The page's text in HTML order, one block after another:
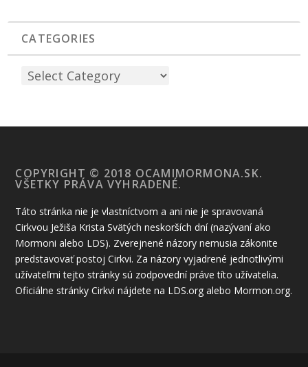
CATEGORIES
COPYRIGHT © 2018 OCAMIMORMONA.SK.
VŠETKY PRÁVA VYHRADENÉ.
Táto stránka nie je vlastníctvom a ani nie je spravovaná
Cirkvou Ježiša Krista Svätých neskorších dní (nazývaní ako
Mormoni alebo LDS). Zverejnené názory nemusia zákonite
predstavovať postoj Cirkvi. Za názory vyjadrené jednotlivými
užívateľmi tejto stránky sú zodpovední práve títo užívatelia.
Oficiálne stránky Cirkvi nájdete na LDS.org alebo Mormon.org.